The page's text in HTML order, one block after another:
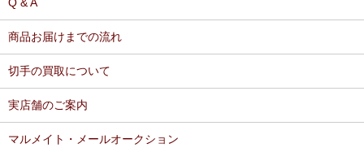
商品お届けまでの流れ
切手の買取について
実店舗のご案内
マルメイト・メールオークション